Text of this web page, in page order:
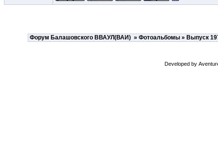
Форум Балашовского ВВАУЛ(ВАИ)» Фотоальбомы» Выпуск
Developed by